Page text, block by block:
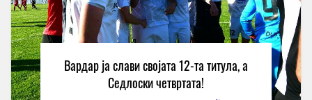
Вардар ја слави својата 12-та титула, а
Седлоски четвртата!